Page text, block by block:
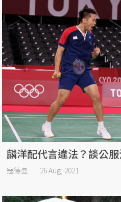
麟洋配代言違法？談公
寇德曼 26 Aug, 2021